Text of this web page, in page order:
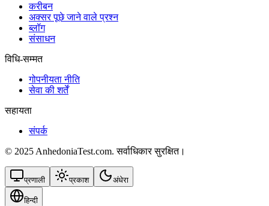
करीबन
अक्सर पूछे जाने वाले प्रश्न
ब्लॉग
संसाधन
विधि-सम्‍मत
गोपनीयता नीति
सेवा की शर्तें
सहायता
संपर्क
© 2025 AnhedoniaTest.com. सर्वाधिकार सुरक्षित।
प्रणाली प्रकाश अंधेरा
हिन्दी